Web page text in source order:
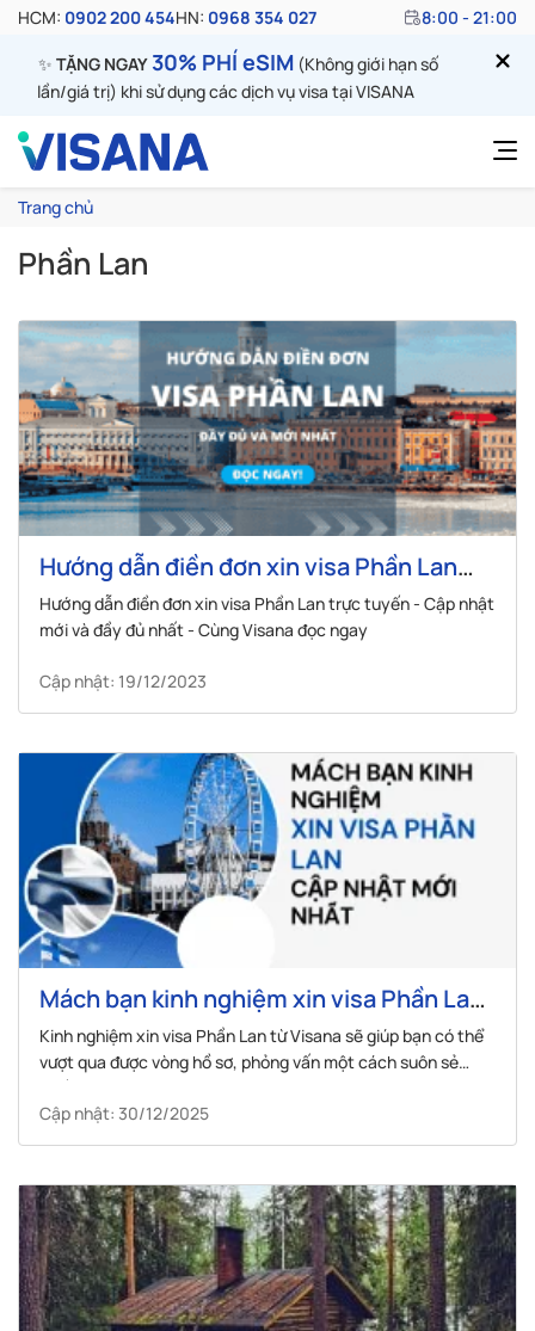
HCM: 0902 200 454HN: 0968 354 027 8:00 - 21:00
✨ TẶNG NGAY30% PHÍ eSIM (Không giới hạn số
lần/giá trị) khi sử dụng các dịch vụ visa tại VISANA
Trang chủ
Phần Lan
Hướng dẫn điền đơn xin visa Phần Lan
trực tuyến không phải ai cũng biết
Hướng dẫn điền đơn xin visa Phần Lan trực tuyến - Cập nhật
mới và đầy đủ nhất - Cùng Visana đọc ngay
Cập nhật: 19/12/2023
Mách bạn kinh nghiệm xin visa Phần Lan
dễ đậu nhất – Cập nhật mới nhất
Kinh nghiệm xin visa Phần Lan từ Visana sẽ giúp bạn có thể
vượt qua được vòng hồ sơ, phỏng vấn một cách suôn sẻ
nhất, tỷ lệ đậu tới 98,6%.
Cập nhật: 30/12/2025